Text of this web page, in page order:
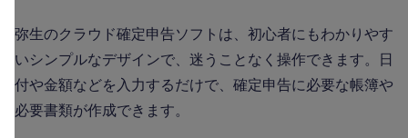
弥生のクラウド確定申告ソフトは、初心者にもわかりやす
いシンプルなデザインで、迷うことなく操作できます。日
付や金額などを入力するだけで、確定申告に必要な帳簿や
必要書類が作成できます。